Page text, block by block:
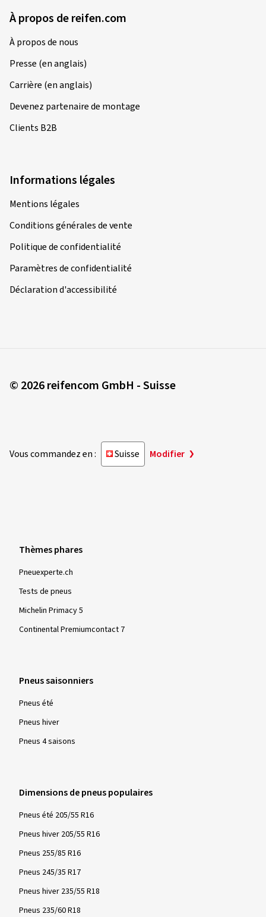
À propos de reifen.com
À propos de nous
Presse (en anglais)
Carrière (en anglais)
Devenez partenaire de montage
Clients B2B
Informations légales
Mentions légales
Conditions générales de vente
Politique de confidentialité
Paramètres de confidentialité
Déclaration d'accessibilité
© 2026 reifencom GmbH - Suisse
Vous commandez en : Suisse Modifier
Thèmes phares
Pneuexperte.ch
Tests de pneus
Michelin Primacy 5
Continental Premiumcontact 7
Pneus saisonniers
Pneus été
Pneus hiver
Pneus 4 saisons
Dimensions de pneus populaires
Pneus été 205/55 R16
Pneus hiver 205/55 R16
Pneus 255/85 R16
Pneus 245/35 R17
Pneus hiver 235/55 R18
Pneus 235/60 R18